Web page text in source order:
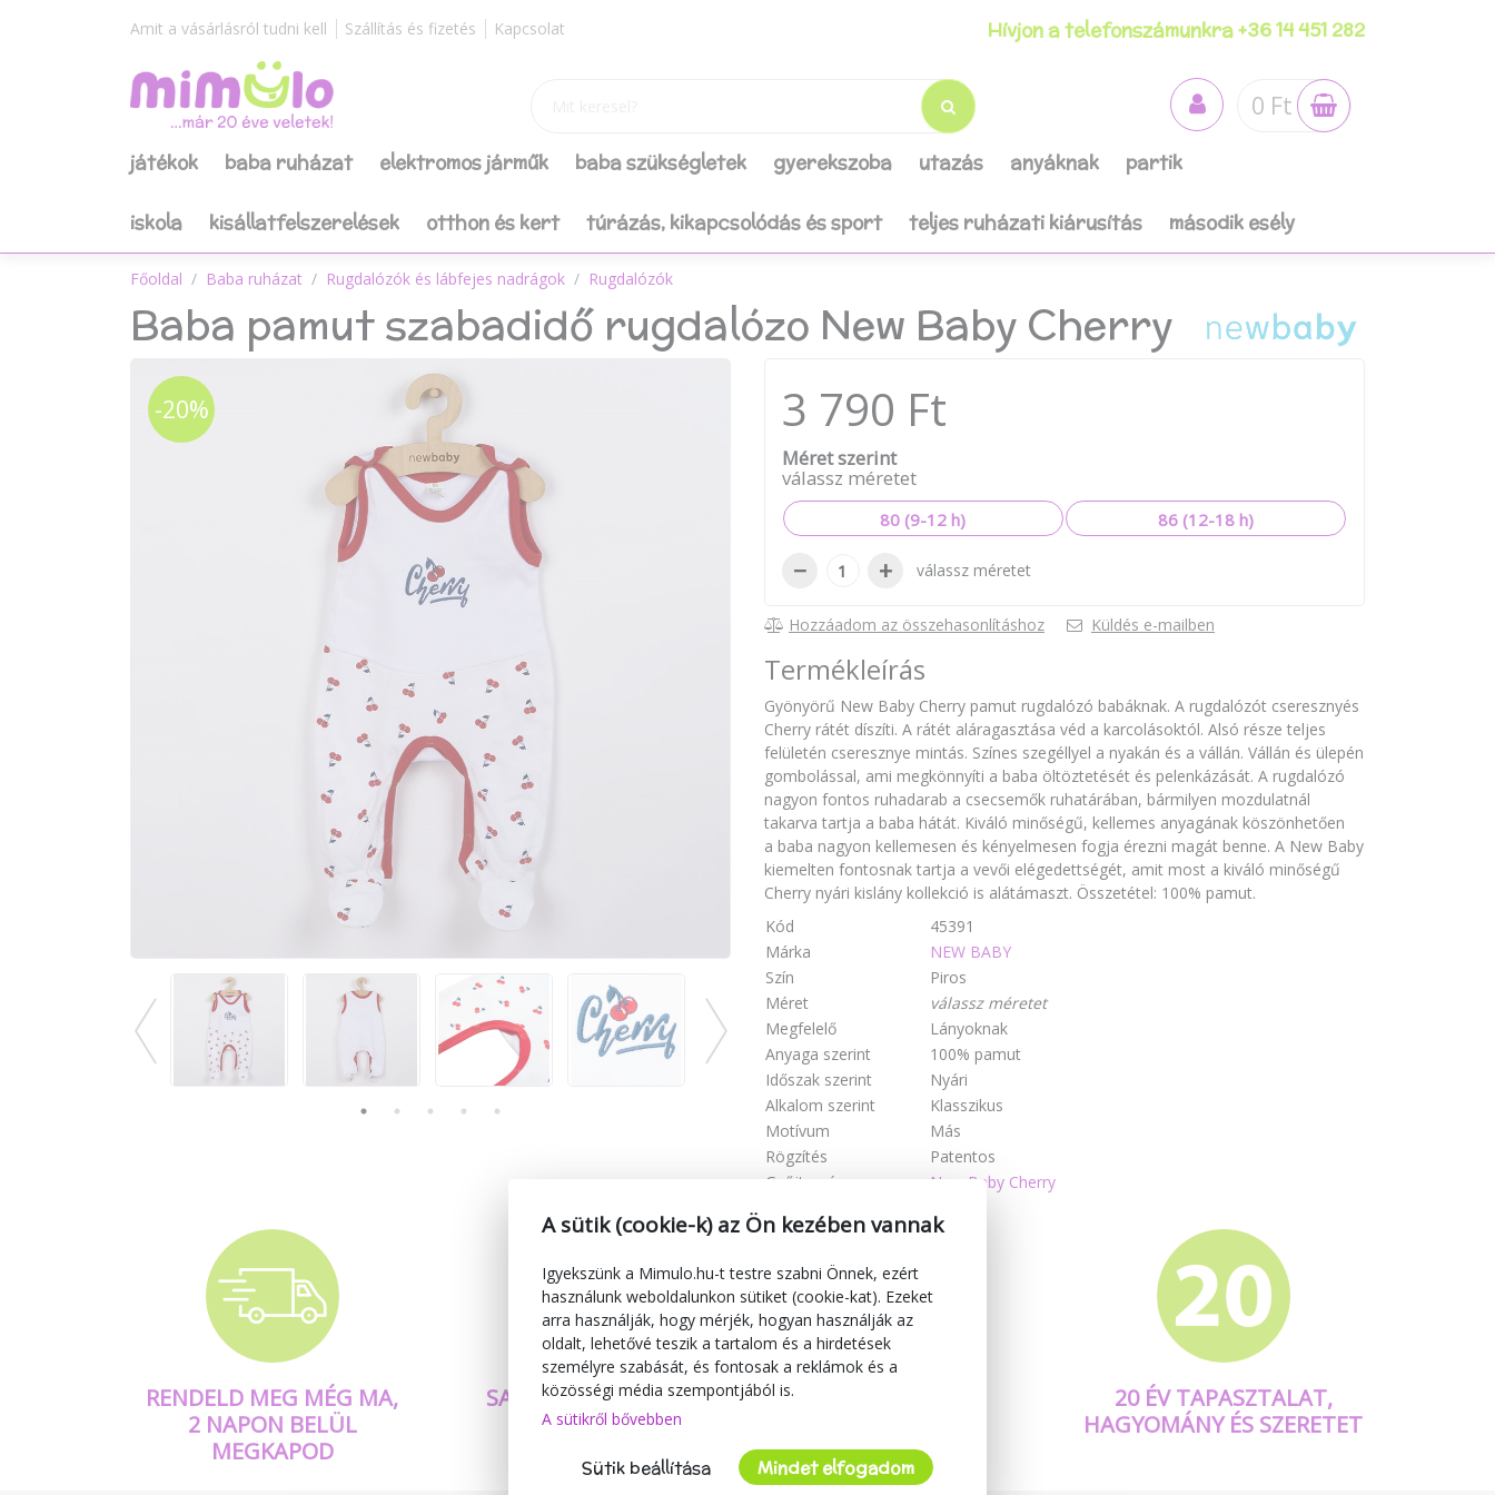
Amit a vásárlásról tudni kell Szállítás és fizetés Kapcsolat Hívjon a telefonszámunkra +36 14 451 282
0 Ft
játékok baba ruházat elektromos járműk baba szükségletek gyerekszoba utazás anyáknak partik
iskola kisállatfelszerelések otthon és kert túrázás, kikapcsolódás és sport teljes ruházati kiárusítás második esély
Főoldal Baba ruházat Rugdalózók és lábfejes nadrágok Rugdalózók
Baba pamut szabadidő rugdalózo New Baby Cherry
-20% 3 790 Ft
Méret szerint
válassz méretet
80 (9-12 h) 86 (12-18 h)
− + válassz méretet
Hozzáadom az összehasonlításhoz Küldés e-mailben
Termékleírás
Gyönyörű New Baby Cherry pamut rugdalózó babáknak. A rugdalózót cseresznyés
Cherry rátét díszíti. A rátét aláragasztása véd a karcolásoktól. Alsó része teljes
felületén cseresznye mintás. Színes szegéllyel a nyakán és a vállán. Vállán és ülepén
gombolással, ami megkönnyíti a baba öltöztetését és pelenkázását. A rugdalózó
nagyon fontos ruhadarab a csecsemők ruhatárában, bármilyen mozdulatnál
takarva tartja a baba hátát. Kiváló minőségű, kellemes anyagának köszönhetően
a baba nagyon kellemesen és kényelmesen fogja érezni magát benne. A New Baby
kiemelten fontosnak tartja a vevői elégedettségét, amit most a kiváló minőségű
Cherry nyári kislány kollekció is alátámaszt. Összetétel: 100% pamut.
Kód
45391
Márka
NEW BABY
Szín
Piros
Méret
válassz méretet
Megfelelő
Lányoknak
Anyaga szerint
100% pamut
Időszak szerint
Nyári
Alkalom szerint
Klasszikus
Motívum
Más
Rögzítés
Patentos
Gyűjtemény
New Baby Cherry
RENDELD MEG MÉG MA,
2 NAPON BELÜL
MEGKAPOD
SAJÁT TERMÉKEKET
KÉSZÍTÜNK
20 ÉV TAPASZTALAT,
HAGYOMÁNY ÉS SZERETET
A sütik (cookie-k) az Ön kezében vannak
Igyekszünk a Mimulo.hu-t testre szabni Önnek, ezért
használunk weboldalunkon sütiket (cookie-kat). Ezeket
arra használják, hogy mérjék, hogyan használják az
oldalt, lehetővé teszik a tartalom és a hirdetések
személyre szabását, és fontosak a reklámok és a
közösségi média szempontjából is.
A sütikről bővebben
Sütik beállítása Mindet elfogadom